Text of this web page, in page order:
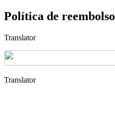
Política de reembolso
Translator
Translator